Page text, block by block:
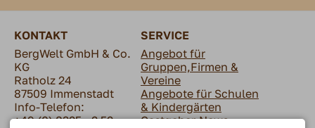
KONTAKT
BergWelt GmbH & Co.
KG
Ratholz 24
87509 Immenstadt
Info-Telefon:
+49 (0) 8325 - 2 52
SERVICE
Angebot für
Gruppen,Firmen &
Vereine
Angebote für Schulen
& Kindergärten
Gastgeber-News